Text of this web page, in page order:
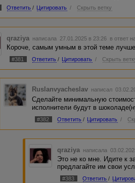
Ответить / Цитировать / Скрыть ветку
qraziya написала 27.01.2025 в 23:26 в ответ
Короче, самым умным в этой теме
#381 Ответить / Цитировать / Скрыть
Ruslanvyacheslav написал
Сделайте минимальную
исполнители будут в
#382 Ответить / Цитировать /
qraziya написала
Это не ко мне. Идите к
предлагайте им свои
#383 Ответить /